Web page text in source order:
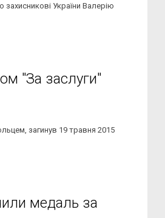
захисникові України Валерію
"За заслуги"
загинув 19 травня 2015
медаль за